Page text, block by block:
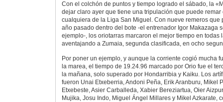
Con el colchón de puntos y tiempo logrado el sábado, la
dejar claro ayer que tiene una tripulación que puede remar
cualquiera de la Liga San Miguel. Con nueve remeros que
año pasado dentro del bote -el entrenador Igor Makazaga
ejemplo-, los oriotarras marcaron el mejor tiempo en todas
aventajando a Zumaia, segunda clasificada, en ocho
Por poner un ejemplo, y aunque la corriente cogió mucha
la marea, el tiempo de 19.24.96 marcado por Orio fue el
la mañana, solo superado por Hondarribia y Kaiku. Los
fueron Unai Etxeberria, Andoni Peña, Erik Aranburu, Mikel
Etxebeste, Asier Carballeda, Xabier Bereziartua, Oier
Mujika, Josu Indo, Miguel Ángel Millares y Mikel Azkarate,